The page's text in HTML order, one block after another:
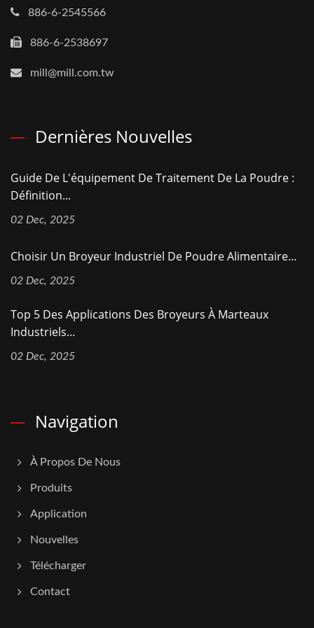
886-6-2545566
886-6-2538697
mill@mill.com.tw
Dernières Nouvelles
Guide De L'équipement De Traitement De La Poudre :
Définition...
02 Dec, 2025
Choisir Un Broyeur Industriel De Poudre Alimentaire...
02 Dec, 2025
Top 5 Des Applications Des Broyeurs À Marteaux
Industriels...
02 Dec, 2025
Navigation
À Propos De Nous
Produits
Application
Nouvelles
Télécharger
Contact